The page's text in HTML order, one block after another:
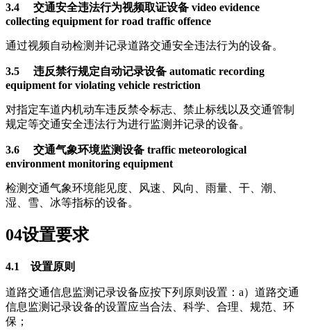
3.4 交通安全违法行为视频取证设备 video evidence
collecting equipment for road traffic offence
通过视频自动检测并记录道路交通安全违法行为的设备。
3.5 违反禁行规定自动记录设备 automatic recording
equipment for violating vehicle restriction
对指定车道内机动车违反禁令标志、禁止标线以及交通管制
规定等交通安全违法行为进行监测并记录的设备。
3.6 交通气象环境监测设备 traffic meteorological
environment monitoring equipment
检测交通气象环境能见度、风速、风向、雨量、干、潮、
湿、雪、冰等指标的设备。
04设置要求
4.1 设置原则
道路交通信息监测记录设备应按下列原则设置：a）道路交通
信息监测记录设备的设置应当合法、科学、合理、规范、环
保；